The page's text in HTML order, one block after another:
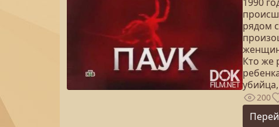
рядом
Кто же
200